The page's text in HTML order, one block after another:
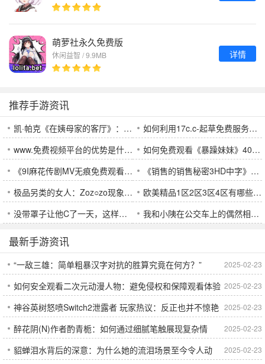
萌萝社永久免费版
休闲益智 / 9.9MB 详情
推荐手游资讯
凯·帕克《在姨母家的客厅》：如何通过细腻描写揭示家庭中的情感冲突和深刻矛盾？
如何利用17c.c-起草免费服务快速创建法律文书？
www.免费视频平台的优势是什么？为何越来越多用户选择它？
如何免费观看《暴躁妹妹》40集电视剧？最全观看途径揭秘！
《9I麻花传剧MV无痕免费观看》是什么？如何观看这部创新剧集？
《销售的销售秘密3HD中字》：如何通过理解客户需求提升销售业绩？
极品另类的女人：Zoz○zo现象背后的疑问与探索
欧美精品1区2区3区4区有哪些区别？如何选择适合自己的区域？
没带罩子让他C了一天，这样的性生活会有哪些影响？
我和小䧅在公交车上的偶然相遇，带给我们怎样的意外惊喜？
最新手游资讯
“一敌三雄：简单粗暴汉字对抗的胜算究竟在何方？” 2025-02-23
如何安全观看二次元动漫人物：避免侵权和保障观看体验
的实用指南
2025-02-23
神谷英树怒喷Switch2泄露者 玩家热议：反正也并不惊艳 2025-02-23
醉花阴(N)作者酌青栀：如何通过细腻笔触展现复杂情
感？
2025-02-23
貂蝉泪水背后的深意：为什么她的流泪场景至今令人动 2025-02-23